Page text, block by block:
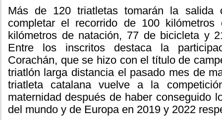
Más de 120 triatletas tomarán la salida
completar el recorrido de 100 kilómetros
kilómetros de natación, 77 de bicicleta y
Entre los inscritos destaca la
Corachán, que se hizo con el título de
triatlón larga distancia el pasado mes de
triatleta catalana vuelve a la
maternidad después de haber conseguido
del mundo y de Europa en 2019 y 2022